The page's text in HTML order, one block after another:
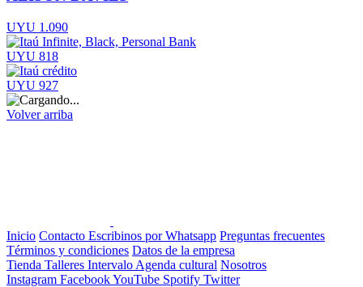
UYU 1.090
UYU 818
UYU 927
Volver arriba
Inicio Contacto Escribinos por Whatsapp Preguntas frecuentes
Términos y condiciones Datos de la empresa
Tienda Talleres Intervalo Agenda cultural Nosotros
Instagram FacebookYouTube Spotify Twitter